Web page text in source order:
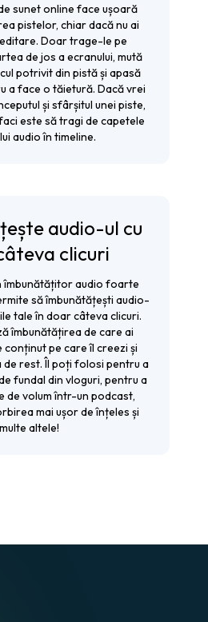
sunet online face ușoară
pistelor, chiar dacă nu ai
Doar trage-le pe
de jos a ecranului, mută
potrivit din pistă și apasă
a face o tăietură. Dacă vrei
și sfârșitul unei piste,
este să tragi de capetele
audio în timeline.
audio-ul cu
clicuri
îmbunătățitor audio foarte
să îmbunătățești audio-
tale în doar câteva clicuri.
îmbunătățirea de care ai
conținut pe care îl creezi și
de rest. Îl poți folosi pentru a
fundal din vloguri, pentru a
de volum într-un podcast,
mai ușor de înțeles și
multe altele!